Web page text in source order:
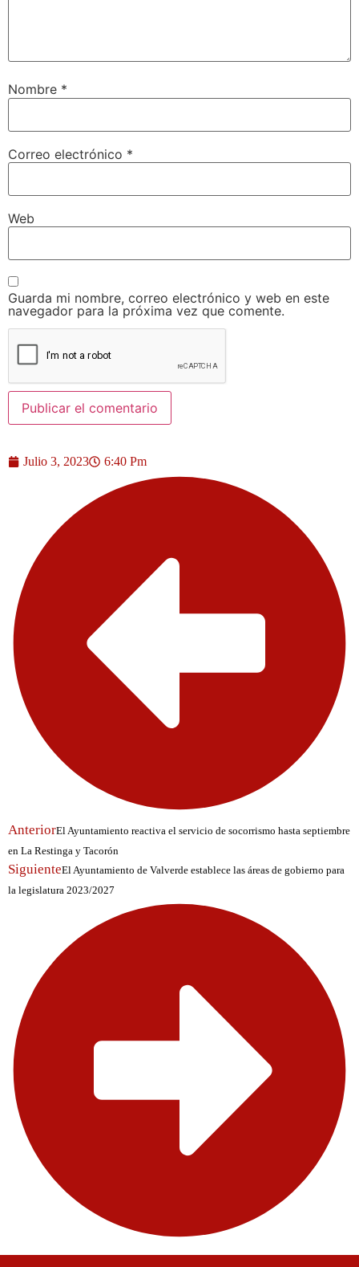
Nombre *
Correo electrónico *
Web
Guarda mi nombre, correo electrónico y web en este
navegador para la próxima vez que comente.
Julio 3, 2023 6:40 Pm
AnteriorEl Ayuntamiento reactiva el servicio de socorrismo hasta septiembre
en La Restinga y Tacorón
SiguienteEl Ayuntamiento de Valverde establece las áreas de gobierno para
la legislatura 2023/2027